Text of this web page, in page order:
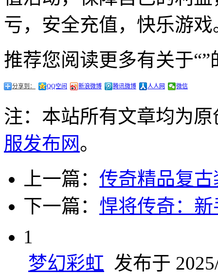
亏，安全充值，快乐游戏
推荐您阅读更多有关于“”
分享到： QQ空间 新浪微博 腾讯微博 人人网 微信
注：本站所有文章均为
服发布网。
上一篇： 传奇精品复
下一篇： 悍将传奇：
1
梦幻彩虹 发布于